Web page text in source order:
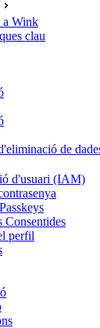
a Wink
clau
de
d'usuari (IAM)
Consentides
perfil